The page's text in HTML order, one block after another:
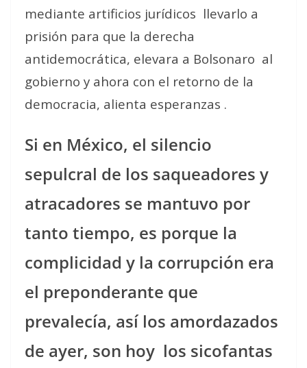
mediante artificios jurídicos llevarlo a
prisión para que la derecha
antidemocrática, elevara a Bolsonaro al
gobierno y ahora con el retorno de la
democracia, alienta esperanzas .
Si en México, el silencio
sepulcral de los saqueadores y
atracadores se mantuvo por
tanto tiempo, es porque la
complicidad y la corrupción era
el preponderante que
prevalecía, así los amordazados
de ayer, son hoy los sicofantas